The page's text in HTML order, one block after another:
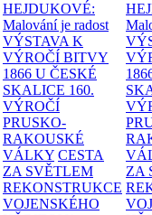
HEJDUKOVÉ:
Malování je radost
VÝSTAVA K
VÝROČÍ BITVY
1866 U ČESKÉ
SKALICE 160.
VÝROČÍ
PRUSKO-
RAKOUSKÉ
VÁLKY CESTA
ZA SVĚTLEM
REKONSTRUKCE
VOJENSKÉHO
ZA